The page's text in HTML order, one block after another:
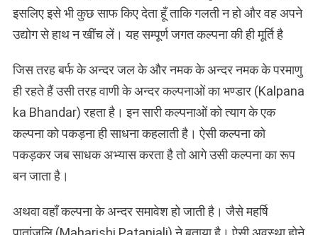
इसलिए इसे भी कुछ साफ किए देता हूँ ताकि गलती न हो और वह अपने
उद्योग से हाथ न खींच लें। यह सम्पूर्ण जगत कल्पना की ही मूर्ति है
जिस तरह बर्फ के अन्दर जल के और नमक के अन्दर नमक के परमाणु
ही रहते हैं उसी तरह वाणी के अन्दर कल्पनाओं का भण्डार (Kalpana
ka Bhandar) रहता है। इन सारी कल्पनाओं को त्याग के एक
कल्पना को पकड़ना ही साधना कहलाती है। ऐसी कल्पना को
पकड़कर जब साधक अभ्यास करता है तो आगे उसी कल्पना का रूप
बन जाता है।
अथवा वहाँ कल्पना के अन्दर समावेश हो जाती है। जैसे महर्षि